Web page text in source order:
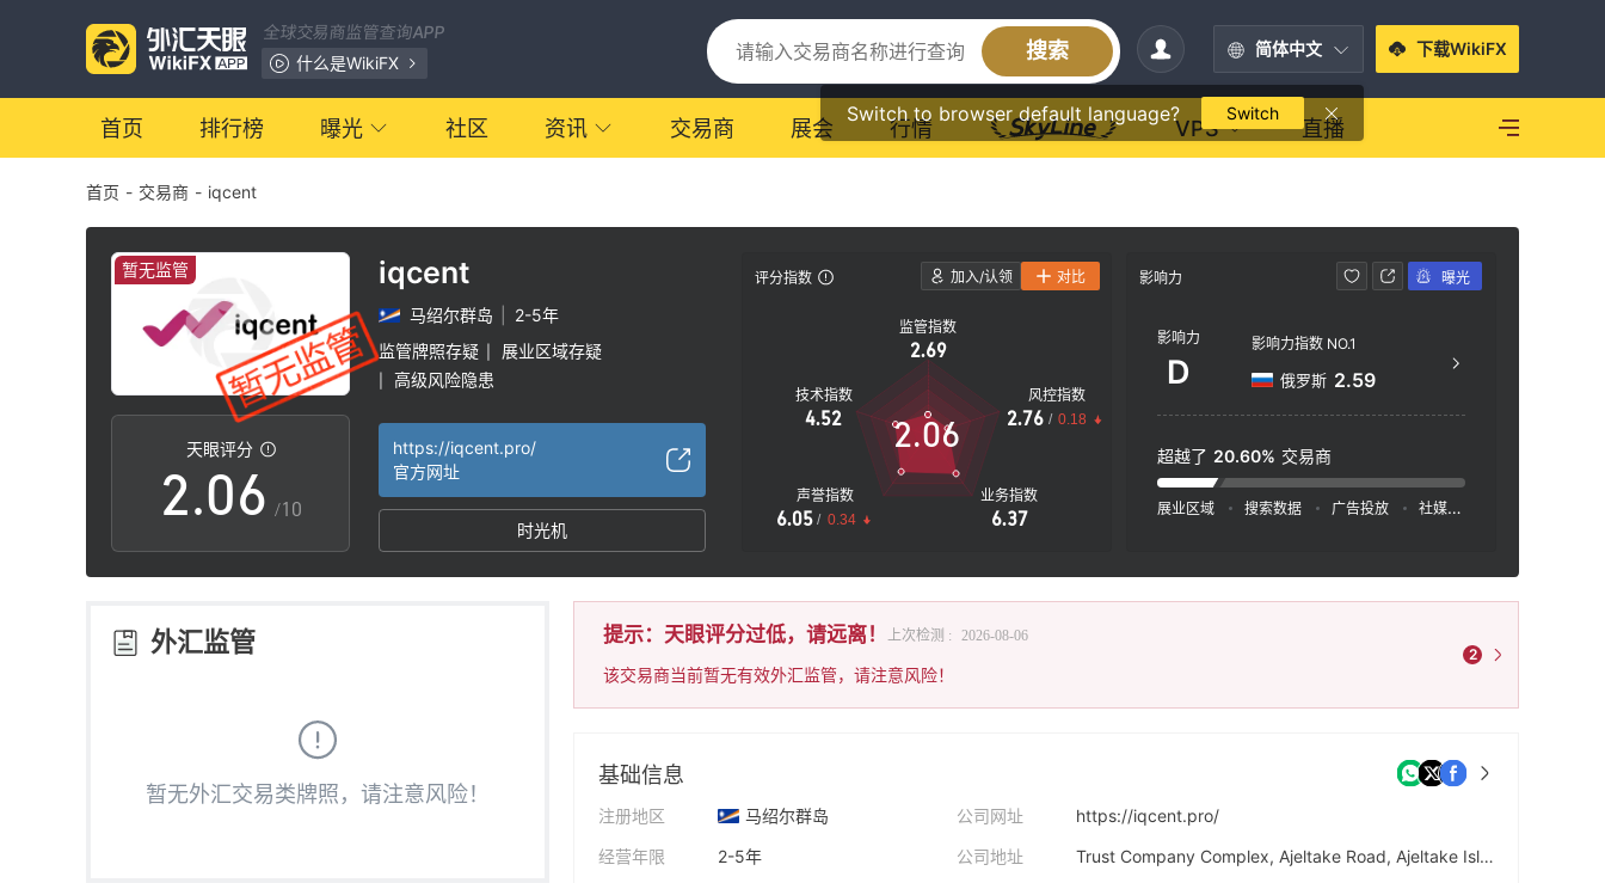
全球交易商监管查询APP
什么是WikiFX
搜索 简体中文
Switch to browser default language? Switch
下载WikiFX
首页 排行榜 曝光 社区 资讯 交易商 展会 行情 VPS 直播
首页 - 交易商 - iqcent
暂无监管
天眼评分
0
1
2
3
4
6
.0
1
2
4
0
1
2
4
5
6
7
8
/10
iqcent
马绍尔群岛
2-5年
监管牌照存疑
展业区域存疑
高级风险隐患
https://iqcent.pro/
官方网址
时光机
评分指数
监管指数
2.69
技术指数
4.52
声誉指数
6.05 / 0.34
业务指数
6.37
风控指数
2.76 / 0.18
2.06
影响力
影响力
D
影响力指数 NO.1
俄罗斯 2.59
超越了 20.60% 交易商
展业区域 搜索数据 广告投放 社媒指数
加入/认领 对比 曝光
外汇监管
暂无外汇交易类牌照，请注意风险！
提示：天眼评分过低，请远离！ 上次检测 : 2026-08-06
该交易商当前暂无有效外汇监管，请注意风险！
2
基础信息
注册地区
马绍尔群岛
经营年限
2-5年
公司网址
https://iqcent.pro/
公司地址
Trust Company Complex, Ajeltake Road, Ajeltake Island, Majuro, Marshall Islands MH96960